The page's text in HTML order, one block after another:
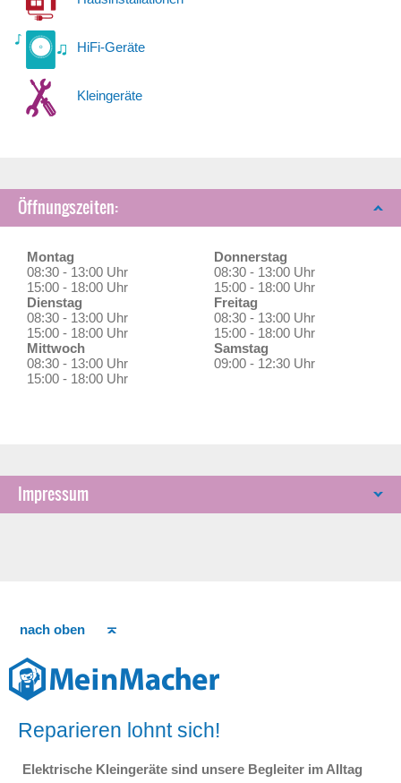
HiFi-Geräte
Kleingeräte
Öffnungszeiten:
Montag
08:30 - 13:00 Uhr
15:00 - 18:00 Uhr
Dienstag
08:30 - 13:00 Uhr
15:00 - 18:00 Uhr
Mittwoch
08:30 - 13:00 Uhr
15:00 - 18:00 Uhr
Donnerstag
08:30 - 13:00 Uhr
15:00 - 18:00 Uhr
Freitag
08:30 - 13:00 Uhr
15:00 - 18:00 Uhr
Samstag
09:00 - 12:30 Uhr
Impressum
nach oben
Reparieren lohnt sich!
Elektrische Kleingeräte sind unsere Begleiter im Alltag